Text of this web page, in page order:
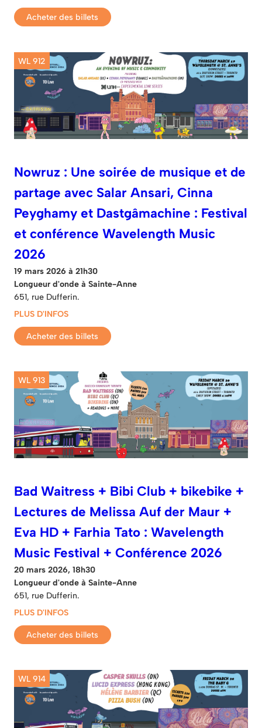
Acheter des billets
WL 912
Nowruz : Une soirée de musique et de
partage avec Salar Ansari, Cinna
Peyghamy et Dastgâmachine : Festival
et conférence Wavelength Music
2026
19 mars 2026 à 21h30
Longueur d'onde à Sainte-Anne
651, rue Dufferin.
PLUS D'INFOS
Acheter des billets
WL 913
Bad Waitress + Bibi Club + bikebike +
Lectures de Melissa Auf der Maur +
Eva HD + Farhia Tato : Wavelength
Music Festival + Conférence 2026
20 mars 2026, 18h30
Longueur d'onde à Sainte-Anne
651, rue Dufferin.
PLUS D'INFOS
Acheter des billets
WL 914